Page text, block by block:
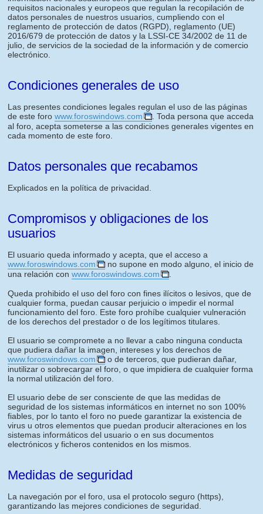
requisitos nacionales y europeos que regulan la recopilación de
datos personales de nuestros usuarios, cumpliendo con el
reglamento de protección de datos (RGPD), reglamento (UE)
2016/679 de protección de datos y la LSSI-CE 34/2002 de 11 de
julio, de servicios de la sociedad de la información y de comercio
electrónico.
Condiciones generales de uso
Las presentes condiciones legales regulan el uso de las páginas
de este foro www.foroswindows.com
. Toda persona que acceda
al foro, acepta someterse a las condiciones generales vigentes en
cada momento de este foro.
Datos personales que recabamos
Explicados en la política de privacidad.
Compromisos y obligaciones de los
usuarios
El usuario queda informado y acepta, que el acceso a
www.foroswindows.com
no supone en modo alguno, el inicio de
una relación con www.foroswindows.com
Queda prohibido el uso del foro con fines ilícitos o lesivos, que de
cualquier forma, puedan causar perjuicio o impedir el normal
funcionamiento del foro. Este foro prohíbe cualquier vulneración
de los derechos del prestador o de los legítimos titulares.
El usuario se compromete a no llevar a cabo ninguna conducta
que pudiera dañar la imagen, intereses y los derechos de
www.foroswindows.com
o de terceros, que pudieran dañar,
inutilizar o sobrecargar el foro, o que impidiera de cualquier forma
la normal utilización del foro.
El usuario debe de ser consciente de que las medidas de
seguridad de los sistemas informáticos en internet no son 100%
fiables, por lo tanto el foro no puede garantizar la existencia de
virus u otros elementos que puedan producir alteraciones en los
sistemas informáticos del usuario o en sus documentos
electrónicos y ficheros contenidos en los mismos.
Medidas de seguridad
La navegación por el foro, usa el protocolo seguro (https),
garantizando las mejores condiciones de seguridad.